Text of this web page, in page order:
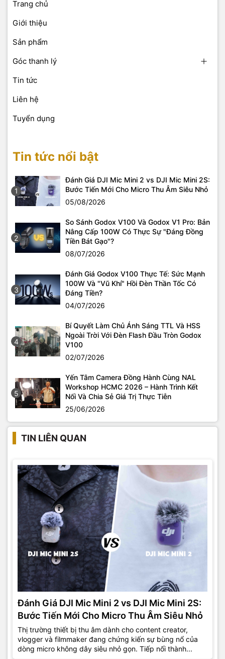
Trang chủ
Giới thiệu
Sản phẩm
Góc thanh lý
Tin tức
Liên hệ
Tuyển dụng
Tin tức nổi bật
1
Đánh Giá DJI Mic Mini 2 vs DJI Mic Mini 2S:
Bước Tiến Mới Cho Micro Thu Âm Siêu Nhỏ
05/08/2026
2
So Sánh Godox V100 Và Godox V1 Pro: Bản
Nâng Cấp 100W Có Thực Sự "Đáng Đồng
Tiền Bát Gạo"?
08/07/2026
3
Đánh Giá Godox V100 Thực Tế: Sức Mạnh
100W Và "Vũ Khí" Hồi Đèn Thần Tốc Có
Đáng Tiền?
04/07/2026
4
Bí Quyết Làm Chủ Ánh Sáng TTL Và HSS
Ngoài Trời Với Đèn Flash Đầu Tròn Godox
V100
02/07/2026
5
Yến Tâm Camera Đồng Hành Cùng NAL
Workshop HCMC 2026 – Hành Trình Kết
Nối Và Chia Sẻ Giá Trị Thực Tiễn
25/06/2026
TIN LIÊN QUAN
Đánh Giá DJI Mic Mini 2 vs DJI Mic Mini 2S:
Bước Tiến Mới Cho Micro Thu Âm Siêu Nhỏ
Thị trường thiết bị thu âm dành cho content creator,
vlogger và filmmaker đang chứng kiến sự bùng nổ của
dòng micro không dây siêu nhỏ gọn. Tiếp nối thành...